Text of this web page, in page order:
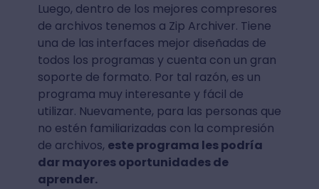
Luego, dentro de los mejores compresores
de archivos tenemos a Zip Archiver. Tiene
una de las interfaces mejor diseñadas de
todos los programas y cuenta con un gran
soporte de formato. Por tal razón, es un
programa muy interesante y fácil de
utilizar. Nuevamente, para las personas que
no estén familiarizadas con la compresión
de archivos, este programa les podría
dar mayores oportunidades de
aprender.